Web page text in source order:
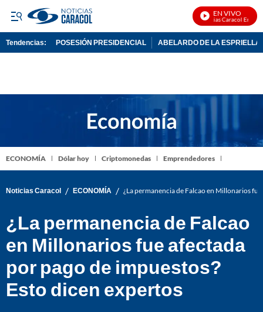
EN VIVO
Noticias Caracol En Vivo
Tendencias: POSESIÓN PRESIDENCIAL ABELARDO DE LA ESPRIELLA
ECONOMÍA Dólar hoy Criptomonedas Emprendedores
Noticias Caracol / ECONOMÍA / ¿La permanencia de Falcao en Millonarios
¿La permanencia de Falcao
en Millonarios fue afectada
por pago de impuestos?
Esto dicen expertos